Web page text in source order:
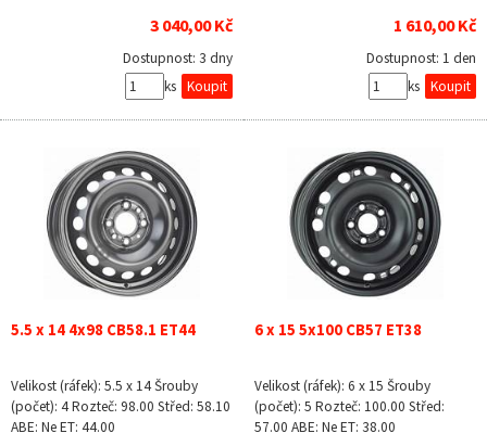
3 040,00 Kč
Dostupnost: 3 dny
ks
1 610,00 Kč
Dostupnost: 1 den
ks
5.5 x 14 4x98 CB58.1 ET44
Velikost (ráfek): 5.5 x 14 Šrouby
(počet): 4 Rozteč: 98.00 Střed: 58.10
ABE: Ne ET: 44.00
6 x 15 5x100 CB57 ET38
Velikost (ráfek): 6 x 15 Šrouby
(počet): 5 Rozteč: 100.00 Střed:
57.00 ABE: Ne ET: 38.00